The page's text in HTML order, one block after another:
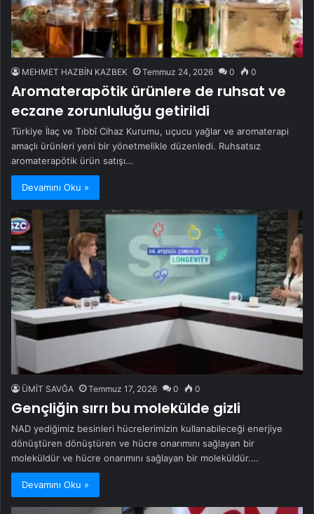
MEHMET HAZBİN KAZBEK Temmuz 24, 2026 0 0
Aromaterapötik ürünlere de ruhsat ve
eczane zorunluluğu getirildi
Türkiye İlaç ve Tıbbî Cihaz Kurumu, uçucu yağlar ve aromaterapi
amaçlı ürünleri yeni bir yönetmelikle düzenledi. Ruhsatsız
aromaterapötik ürün satışı…
Devamını Oku »
ÜMİT SAVĞA Temmuz 17, 2026 0 0
Gençliğin sırrı bu molekülde gizli
NAD yediğimiz besinleri hücrelerimizin kullanabileceği enerjiye
dönüştüren dönüştüren ve hücre onarımını sağlayan bir
moleküldür ve hücre onarımını sağlayan bir moleküldür.…
Devamını Oku »